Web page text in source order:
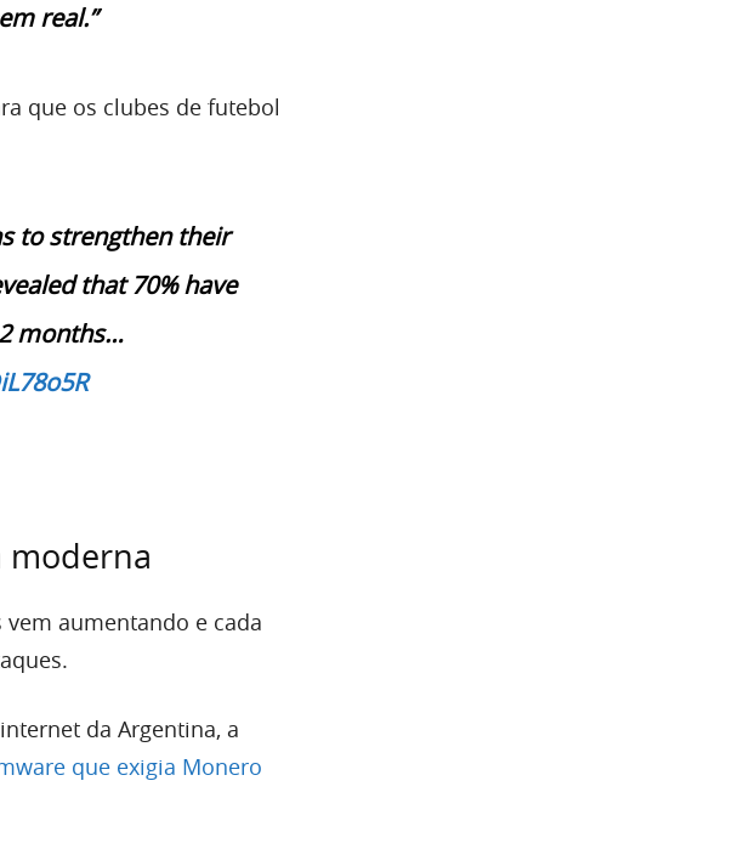
real.”
que os clubes de futebol
to strengthen their
that 70% have
months…
moderna
aumentando e cada
da Argentina, a
que exigia Monero